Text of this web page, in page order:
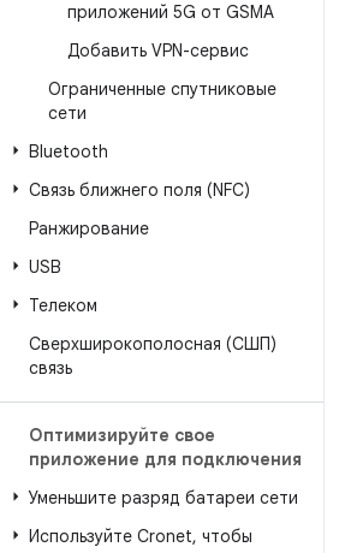
приложений 5G от GSMA
Добавить VPN-сервис
Ограниченные спутниковые
сети
Bluetooth
Связь ближнего поля (NFC)
Ранжирование
USB
Телеком
Сверхширокополосная (СШП)
связь
Оптимизируйте свое
приложение для подключения
Уменьшите разряд батареи сети
Используйте Cronet, чтобы